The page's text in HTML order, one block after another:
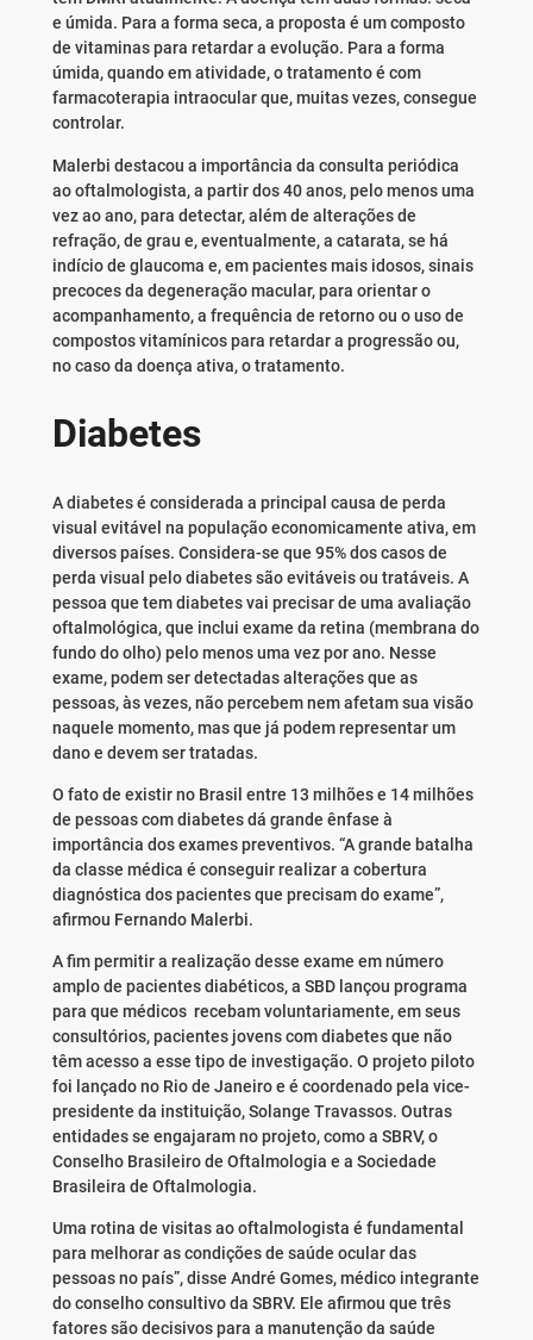
e úmida. Para a forma seca, a proposta é um composto
de vitaminas para retardar a evolução. Para a forma
úmida, quando em atividade, o tratamento é com
farmacoterapia intraocular que, muitas vezes, consegue
controlar.
Malerbi destacou a importância da consulta periódica
ao oftalmologista, a partir dos 40 anos, pelo menos uma
vez ao ano, para detectar, além de alterações de
refração, de grau e, eventualmente, a catarata, se há
indício de glaucoma e, em pacientes mais idosos, sinais
precoces da degeneração macular, para orientar o
acompanhamento, a frequência de retorno ou o uso de
compostos vitamínicos para retardar a progressão ou,
no caso da doença ativa, o tratamento.
Diabetes
A diabetes é considerada a principal causa de perda
visual evitável na população economicamente ativa, em
diversos países. Considera-se que 95% dos casos de
perda visual pelo diabetes são evitáveis ou tratáveis. A
pessoa que tem diabetes vai precisar de uma avaliação
oftalmológica, que inclui exame da retina (membrana do
fundo do olho) pelo menos uma vez por ano. Nesse
exame, podem ser detectadas alterações que as
pessoas, às vezes, não percebem nem afetam sua visão
naquele momento, mas que já podem representar um
dano e devem ser tratadas.
O fato de existir no Brasil entre 13 milhões e 14 milhões
de pessoas com diabetes dá grande ênfase à
importância dos exames preventivos. “A grande batalha
da classe médica é conseguir realizar a cobertura
diagnóstica dos pacientes que precisam do exame”,
afirmou Fernando Malerbi.
A fim permitir a realização desse exame em número
amplo de pacientes diabéticos, a SBD lançou programa
para que médicos recebam voluntariamente, em seus
consultórios, pacientes jovens com diabetes que não
têm acesso a esse tipo de investigação. O projeto piloto
foi lançado no Rio de Janeiro e é coordenado pela vice-
presidente da instituição, Solange Travassos. Outras
entidades se engajaram no projeto, como a SBRV, o
Conselho Brasileiro de Oftalmologia e a Sociedade
Brasileira de Oftalmologia.
Uma rotina de visitas ao oftalmologista é fundamental
para melhorar as condições de saúde ocular das
pessoas no país”, disse André Gomes, médico integrante
do conselho consultivo da SBRV. Ele afirmou que três
fatores são decisivos para a manutenção da saúde